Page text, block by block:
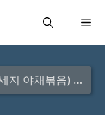
메
) 레시피 알아보기